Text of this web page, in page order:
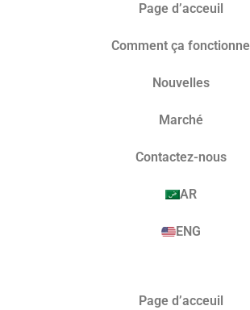
Page d’acceuil
Comment ça fonctionne
Nouvelles
Marché​
Contactez-nous
AR
ENG
Page d’acceuil